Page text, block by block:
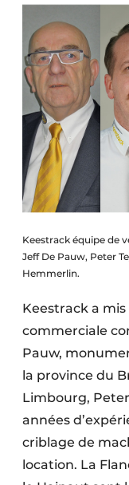
Keestrack équipe de
Jeff De Pauw, Peter
Hemmerlin.
Keestrack a
commerciale
Pauw,
la province du
Limbourg, Peter
années
criblage de
location. La